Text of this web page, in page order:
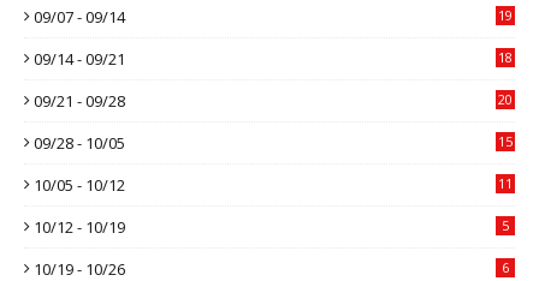
09/07 - 09/14 19
09/14 - 09/21 18
09/21 - 09/28 20
09/28 - 10/05 15
10/05 - 10/12 11
10/12 - 10/19 5
10/19 - 10/26 6